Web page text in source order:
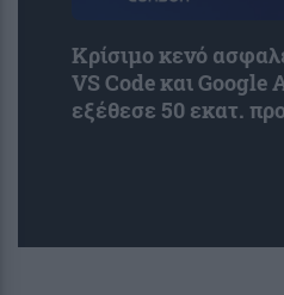
Κρίσιμο κενό
VS Code και
εξέθεσε 50 εκατ.